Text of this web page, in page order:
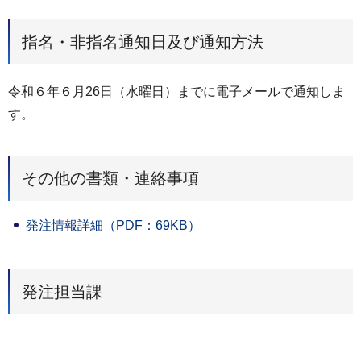
指名・非指名通知日及び通知方法
令和６年６月26日（水曜日）までに電子メールで通知しま
す。
その他の書類・連絡事項
発注情報詳細（PDF：69KB）
発注担当課